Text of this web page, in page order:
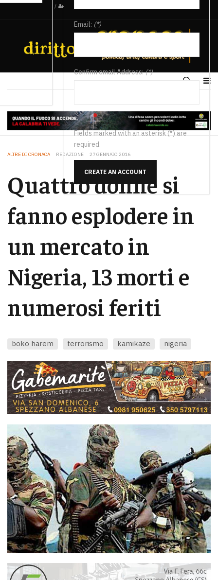
/
Email: (*)
Confirm email Address:(*)
Fields marked with an asterisk (*) are
required.
CREATE AN ACCOUNT
ALTRE DI CRONACA REDAZIONE 27 GENNAIO 2016
Quattro donne si
fanno esplodere in
un mercato in
Nigeria, 13 morti e
numerosi feriti
boko harem terrorismo kamikaze nigeria